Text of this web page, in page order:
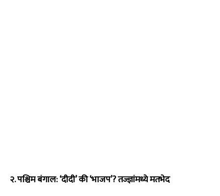
२. पश्चिम बंगाल: ‘दीदी’ की ‘भाजप’? तज्ज्ञांमध्ये मतभेद